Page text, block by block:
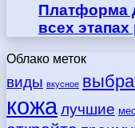
Платформа
всех
Облако меток
виды вкусное
кожалучшие